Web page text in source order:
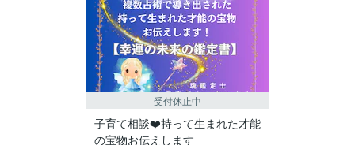
受付休止中
子育て相談❤️持って生まれた才能
の宝物お伝えします